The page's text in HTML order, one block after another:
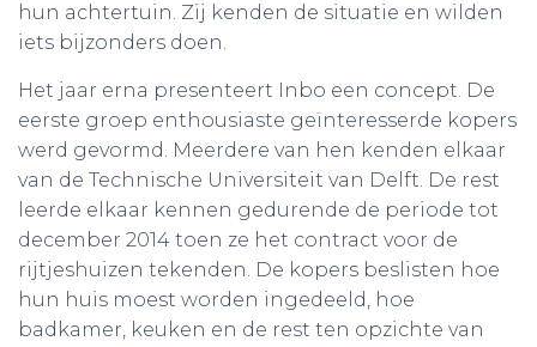
hun achtertuin. Zij kenden de situatie en wilden
iets bijzonders doen.
Het jaar erna presenteert Inbo een concept. De
eerste groep enthousiaste geïnteresserde kopers
werd gevormd. Meerdere van hen kenden elkaar
van de Technische Universiteit van Delft. De rest
leerde elkaar kennen gedurende de periode tot
december 2014 toen ze het contract voor de
rijtjeshuizen tekenden. De kopers beslisten hoe
hun huis moest worden ingedeeld, hoe
badkamer, keuken en de rest ten opzichte van